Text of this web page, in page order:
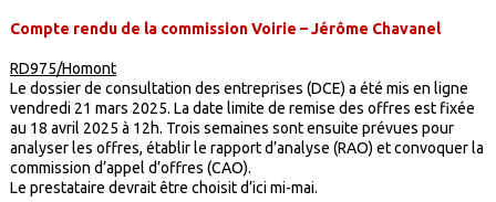
Compte rendu de la commission Voirie – Jérôme Chavanel
RD975/Homont
Le dossier de consultation des entreprises (DCE) a été mis en ligne
vendredi 21 mars 2025. La date limite de remise des offres est fixée
au 18 avril 2025 à 12h. Trois semaines sont ensuite prévues pour
analyser les offres, établir le rapport d’analyse (RAO) et convoquer la
commission d’appel d’offres (CAO).
Le prestataire devrait être choisit d’ici mi-mai.